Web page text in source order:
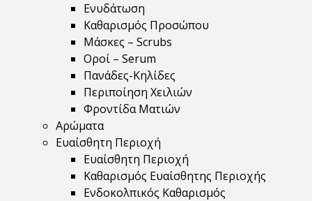
Ενυδάτωση
Καθαρισμός Προσώπου
Μάσκες – Scrubs
Οροί – Serum
Πανάδες-Κηλίδες
Περιποίηση Χειλιών
Φροντίδα Ματιών
Αρώματα
Ευαίσθητη Περιοχή
Ευαίσθητη Περιοχή
Καθαρισμός Ευαίσθητης Περιοχής
Ενδοκολπικός Καθαρισμός